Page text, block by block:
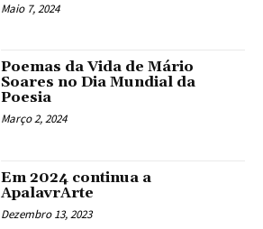
Maio 7, 2024
Poemas da Vida de Mário
Soares no Dia Mundial da
Poesia
Março 2, 2024
Em 2024 continua a
ApalavrArte
Dezembro 13, 2023